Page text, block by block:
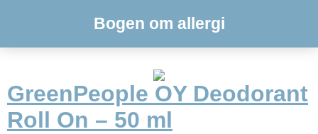
Bogen om allergi
GreenPeople OY Deodorant
Roll On – 50 ml